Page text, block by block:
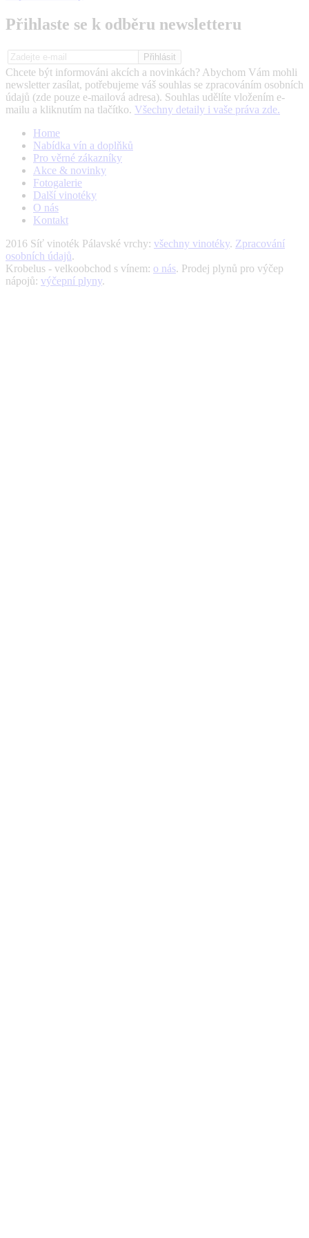
Přihlaste se k odběru newsletteru
Chcete být informováni akcích a novinkách? Abychom Vám mohli
newsletter zasílat, potřebujeme váš souhlas se zpracováním osobních
údajů (zde pouze e-mailová adresa). Souhlas udělíte vložením e-
mailu a kliknutím na tlačítko. Všechny detaily i vaše práva zde.
Home
Nabídka vín a doplňků
Pro věrné zákazníky
Akce & novinky
Fotogalerie
Další vinotéky
O nás
Kontakt
2016 Síť vinoték Pálavské vrchy: všechny vinotéky. Zpracování
osobních údajů.
Krobelus - velkoobchod s vínem: o nás. Prodej plynů pro výčep
nápojů: výčepní plyny.